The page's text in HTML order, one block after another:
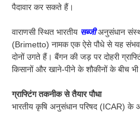
पैदावार कर सकते हैं।
वाराणसी स्थित भारतीय सब्जीअनुसंधान
(Brimetto) नामक एक ऐसे पौधे से यह
दोनों उगते हैं। बैंगन की जड़ पर दोहरी
किसानों और खाने-पीने के शौकीनों के बीच भी
ग्राफ्टिंग तकनीक से तैयार पौधा
भारतीय कृषि अनुसंधान परिषद (ICAR) के